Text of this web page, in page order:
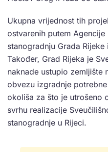
Ukupna vrijednost tih
ostvarenih putem
stanogradnju Grada
Također, Grad Rijeka je
naknade ustupio zemljište
obvezu izgradnje
okoliša za što je utrošeno
svrhu realizacije
stanogradnje u Rijeci.